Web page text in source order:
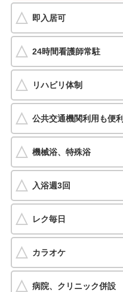
即入居可
24時間看護師常駐
リハビリ体制
公共交通機関利用も便利
機械浴、特殊浴
入浴週3回
レク毎日
カラオケ
病院、クリニック併設